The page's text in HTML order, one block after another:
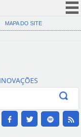
(COVID-19)
Canais
MAPA DO SITE